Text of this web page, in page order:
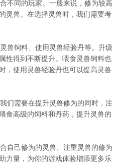
不同的玩家。一般来说，修为较高
灵兽。在选择灵兽时，我们需要考
兽饲料、使用灵兽经验丹等。升级
性得到不断提升。喂食灵兽饲料也
，使用灵兽经验丹也可以提高灵兽
们需要在提升灵兽修为的同时，注
食高级的饲料和丹药，提升灵兽的
自己修为的灵兽、注重灵兽的修为
力量，为你的游戏体验增添更多乐